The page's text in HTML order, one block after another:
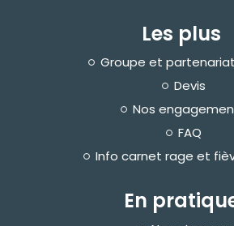
Les plus
Groupe et
Devis
Nos
FAQ
Info carnet rage et
En